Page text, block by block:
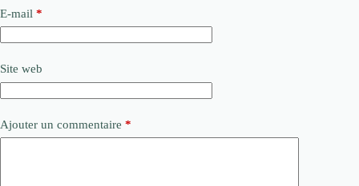
E-mail *
Site web
Ajouter un commentaire *